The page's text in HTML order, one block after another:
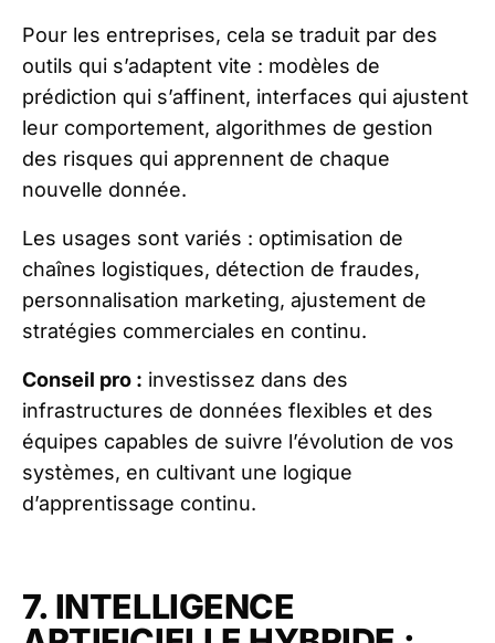
Pour les entreprises, cela se traduit par des
outils qui s’adaptent vite : modèles de
prédiction qui s’affinent, interfaces qui ajustent
leur comportement, algorithmes de gestion
des risques qui apprennent de chaque
nouvelle donnée.
Les usages sont variés : optimisation de
chaînes logistiques, détection de fraudes,
personnalisation marketing, ajustement de
stratégies commerciales en continu.
Conseil pro : investissez dans des
infrastructures de données flexibles et des
équipes capables de suivre l’évolution de vos
systèmes, en cultivant une logique
d’apprentissage continu.
7. INTELLIGENCE